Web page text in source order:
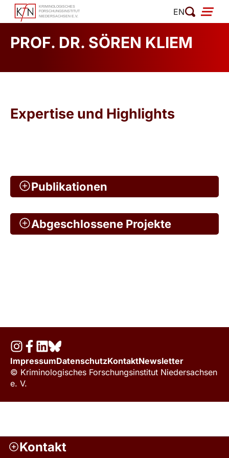
Zum
Inhalt
EN
PROF. DR. SÖREN KLIEM
Expertise und Highlights
Publikationen
Abgeschlossene Projekte
Kontakt
ImpressumDatenschutzKontaktNewsletter
© Kriminologisches Forschungsinstitut Niedersachsen
e. V.